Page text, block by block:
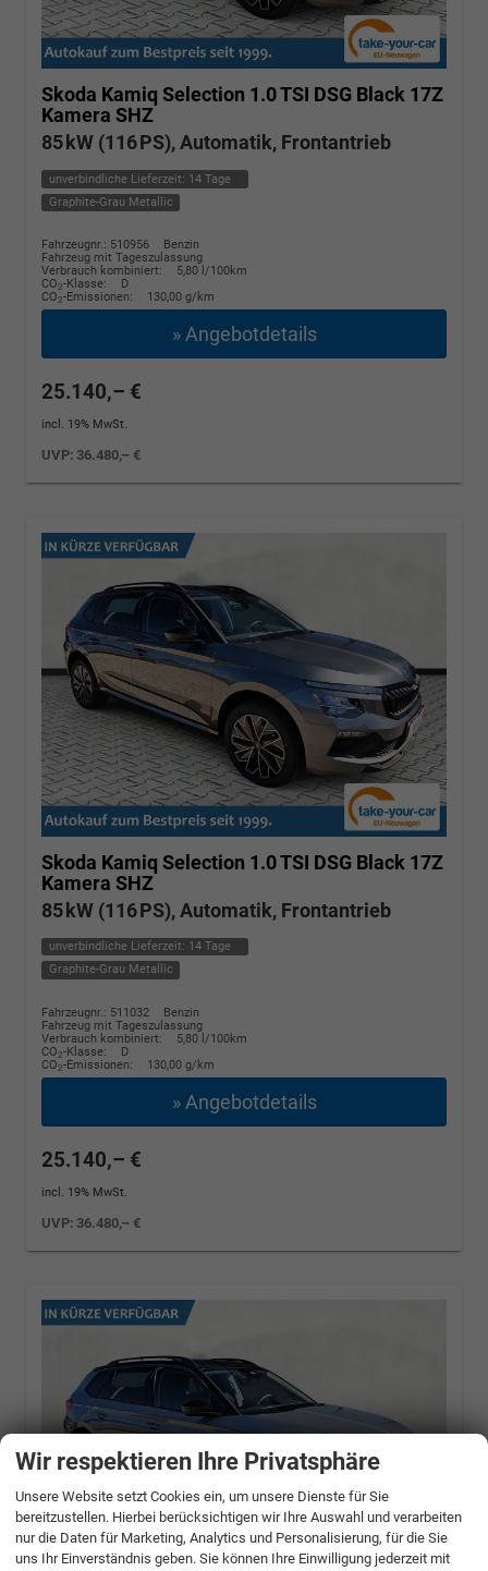
Skoda Kamiq Selection 1.0 TSI DSG Black 17Z
Kamera SHZ
85 kW (116 PS), Automatik, Frontantrieb
unverbindliche Lieferzeit: 14 Tage
Graphite-Grau Metallic
Fahrzeugnr.: 510956
Benzin
Fahrzeug mit Tageszulassung
Verbrauch kombiniert:
5,80 l/100km
CO2-Klasse:
D
CO2-Emissionen: 130,00 g/km
» Angebotdetails
25.140,– €
incl. 19% MwSt.
UVP: 36.480,– €
Skoda Kamiq Selection 1.0 TSI DSG Black 17Z
Kamera SHZ
85 kW (116 PS), Automatik, Frontantrieb
unverbindliche Lieferzeit: 14 Tage
Graphite-Grau Metallic
Fahrzeugnr.: 511032
Benzin
Fahrzeug mit Tageszulassung
Verbrauch kombiniert:
5,80 l/100km
CO2-Klasse:
D
CO2-Emissionen: 130,00 g/km
» Angebotdetails
25.140,– €
incl. 19% MwSt.
UVP: 36.480,– €
Wir respektieren Ihre Privatsphäre
Unsere Website setzt Cookies ein, um unsere Dienste für Sie
bereitzustellen. Hierbei berücksichtigen wir Ihre Auswahl und verarbeiten
nur die Daten für Marketing, Analytics und Personalisierung, für die Sie
uns Ihr Einverständnis geben. Sie können Ihre Einwilligung jederzeit mit